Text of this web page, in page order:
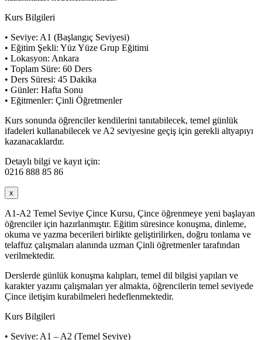
Kurs Bilgileri
• Seviye: A1 (Başlangıç Seviyesi)
• Eğitim Şekli: Yüz Yüze Grup Eğitimi
• Lokasyon: Ankara
• Toplam Süre: 60 Ders
• Ders Süresi: 45 Dakika
• Günler: Hafta Sonu
• Eğitmenler: Çinli Öğretmenler
Kurs sonunda öğrenciler kendilerini tanıtabilecek, temel günlük
ifadeleri kullanabilecek ve A2 seviyesine geçiş için gerekli altyapıyı
kazanacaklardır.
Detaylı bilgi ve kayıt için:
0216 888 85 86
x
A1-A2 Temel Seviye Çince Kursu, Çince öğrenmeye yeni başlayan
öğrenciler için hazırlanmıştır. Eğitim süresince konuşma, dinleme,
okuma ve yazma becerileri birlikte geliştirilirken, doğru tonlama ve
telaffuz çalışmaları alanında uzman Çinli öğretmenler tarafından
verilmektedir.
Derslerde günlük konuşma kalıpları, temel dil bilgisi yapıları ve
karakter yazımı çalışmaları yer almakta, öğrencilerin temel seviyede
Çince iletişim kurabilmeleri hedeflenmektedir.
Kurs Bilgileri
• Seviye: A1 – A2 (Temel Seviye)